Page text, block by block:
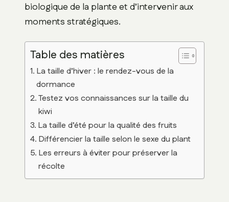
biologique de la plante et d’intervenir aux
moments stratégiques.
Table des matières
La taille d’hiver : le rendez-vous de la
dormance
Testez vos connaissances sur la taille du
kiwi
La taille d’été pour la qualité des fruits
Différencier la taille selon le sexe du plant
Les erreurs à éviter pour préserver la
récolte